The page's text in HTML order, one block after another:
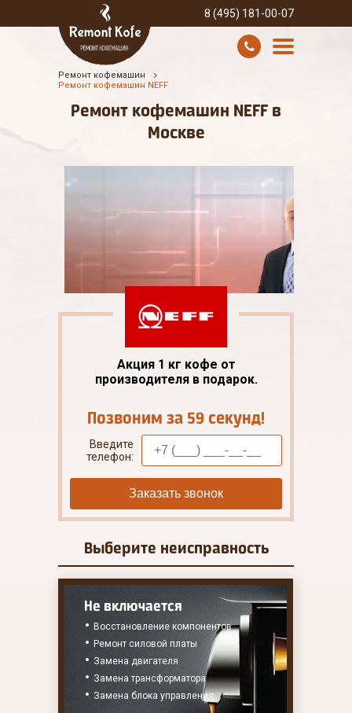
8 (495) 181-00-07
УСЛУГИ И ЦЕНЫ
Ремонт кофемашин
Ремонт кофемашин NEFF
Ремонт кофемашин NEFF в
Москве
Акция 1 кг кофе от
производителя в подарок.
Позвоним за 59 секунд!
Введите
телефон:
Заказать звонок
Выберите неисправность
Не включается
Восстановление компонентов
Ремонт силовой платы
Замена двигателя
Замена трансформатора
Замена блока управления